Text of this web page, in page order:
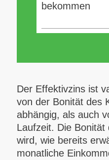
bekommen
Der Effektivzins ist
von der Bonität des
abhängig, als auch
Laufzeit. Die
wird, wie bereits
monatliche